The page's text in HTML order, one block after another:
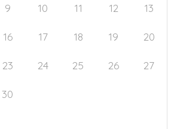
9 10 11 12 13
16 17 18 19 20
23 24 25 26 27
30